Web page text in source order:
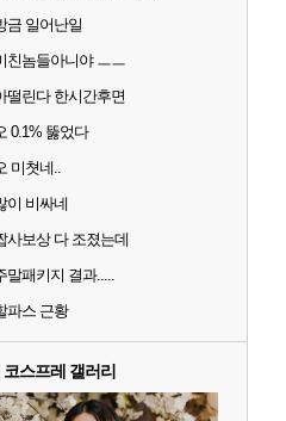
금 일어난일
친놈들아니야 ㅡㅡ
떨린다 한시간후면
0.1% 뚫었다
미쳣네..
이 비싸네
사보상 다 조졌는데
말패키지 결과.....
파스 근황
코스프레 갤러리